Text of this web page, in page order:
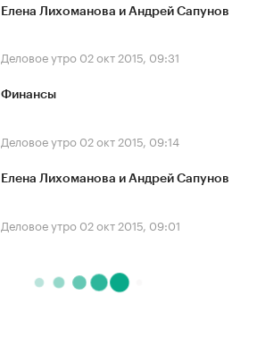
Елена Лихоманова и Андрей Сапунов
Деловое утро 02 окт 2015, 09:31
Финансы
Деловое утро 02 окт 2015, 09:14
Елена Лихоманова и Андрей Сапунов
Деловое утро 02 окт 2015, 09:01